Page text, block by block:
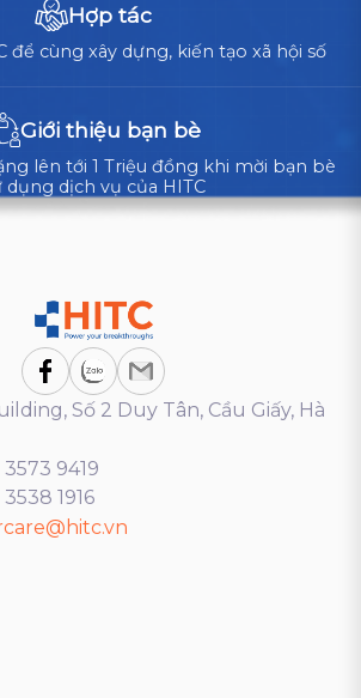
Hợp tác
để cùng xây dựng, kiến tạo xã hội số
Giới thiệu bạn bè
lên tới 1 Triệu đồng khi mời bạn bè
dụng dịch vụ của HITC
Số 2 Duy Tân, Cầu Giấy, Hà
9419
1916